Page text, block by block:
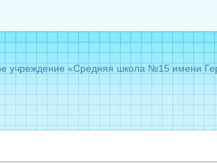
учреждение «Средняя школа №15 имени